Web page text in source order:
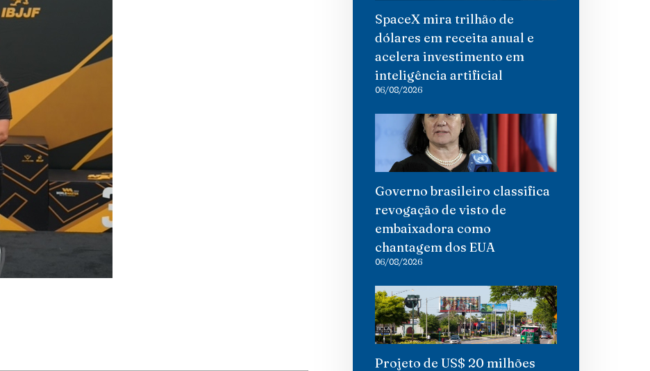
SpaceX mira trilhão de
dólares em receita anual e
acelera investimento em
inteligência artificial
06/08/2026
Governo brasileiro classifica
revogação de visto de
embaixadora como
chantagem dos EUA
06/08/2026
Projeto de US$ 20 milhões